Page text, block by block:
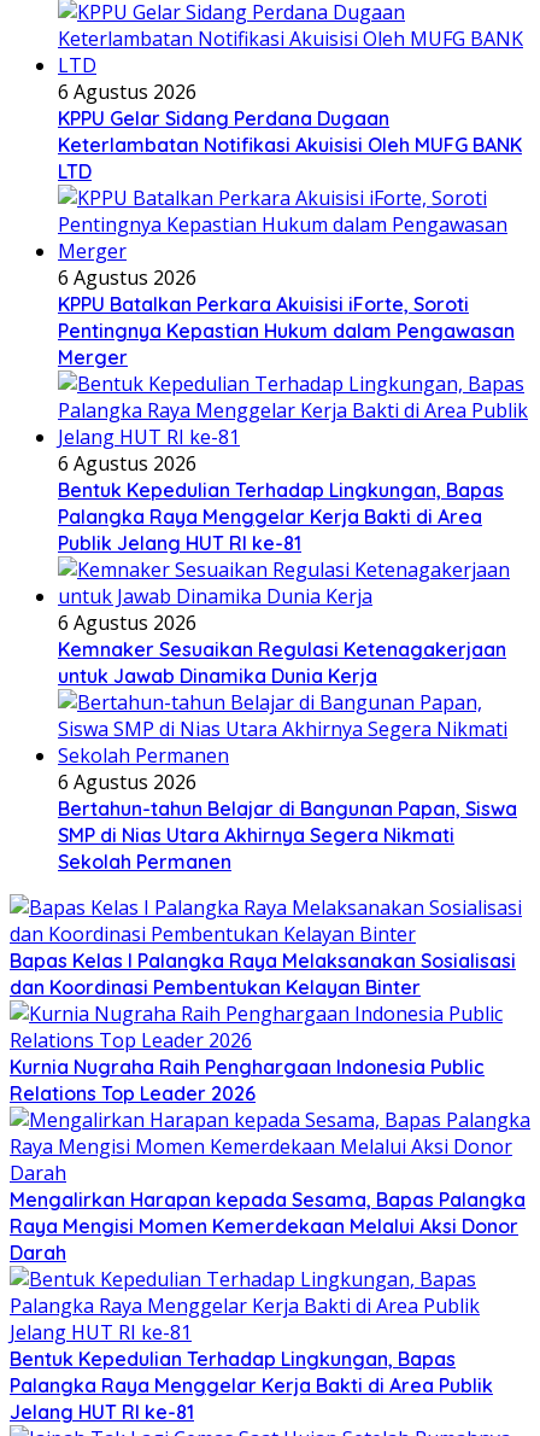
6 Agustus 2026
KPPU Gelar Sidang Perdana Dugaan
Keterlambatan Notifikasi Akuisisi Oleh MUFG BANK
LTD
6 Agustus 2026
KPPU Batalkan Perkara Akuisisi iForte, Soroti
Pentingnya Kepastian Hukum dalam Pengawasan
Merger
6 Agustus 2026
Bentuk Kepedulian Terhadap Lingkungan, Bapas
Palangka Raya Menggelar Kerja Bakti di Area
Publik Jelang HUT RI ke-81
6 Agustus 2026
Kemnaker Sesuaikan Regulasi Ketenagakerjaan
untuk Jawab Dinamika Dunia Kerja
6 Agustus 2026
Bertahun-tahun Belajar di Bangunan Papan, Siswa
SMP di Nias Utara Akhirnya Segera Nikmati
Sekolah Permanen
Bapas Kelas I Palangka Raya Melaksanakan Sosialisasi
dan Koordinasi Pembentukan Kelayan Binter
Kurnia Nugraha Raih Penghargaan Indonesia Public
Relations Top Leader 2026
Mengalirkan Harapan kepada Sesama, Bapas Palangka
Raya Mengisi Momen Kemerdekaan Melalui Aksi Donor
Darah
Bentuk Kepedulian Terhadap Lingkungan, Bapas
Palangka Raya Menggelar Kerja Bakti di Area Publik
Jelang HUT RI ke-81